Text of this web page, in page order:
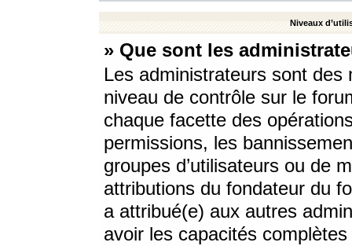
Niveaux
» Que sont les
Les administrateurs sont
niveau de contrôle sur le
chaque facette des
permissions, les
groupes d’utilisateurs ou de
attributions du fondateur du
a attribué(e) aux autres
avoir les capacités